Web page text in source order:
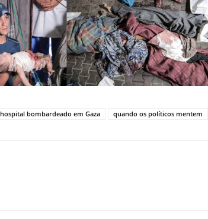
hospital bombardeado em Gaza quando os políticos mentem